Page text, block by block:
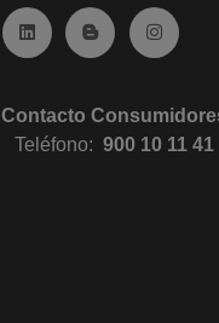
Ir a Linkedin (abre en
Ir al Blog (abre
Ir a
Contacto
Teléfono:900 10 11 41